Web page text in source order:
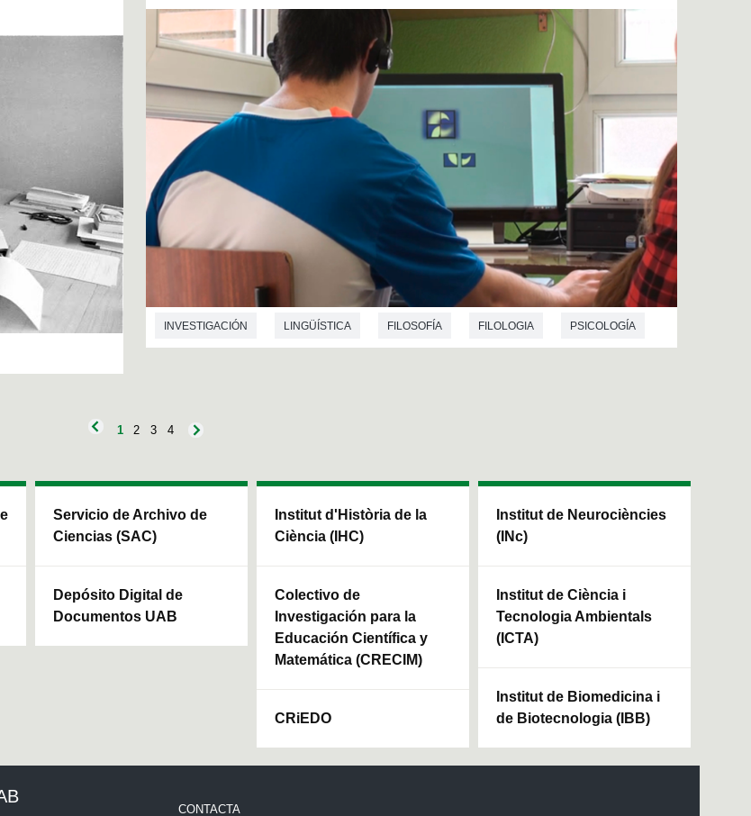
INVESTIGACIÓN LINGÜÍSTICA FILOSOFÍA FILOLOGIA PSICOLOGÍA
1 2 3 4
Servicio de Archivo de
Ciencias (SAC)
Depósito Digital de
Documentos UAB
Institut d'Història de la
Ciència (IHC)
Colectivo de
Investigación para la
Educación Científica y
Matemática (CRECIM)
CRiEDO
Institut de Neurociències
(INc)
Institut de Ciència i
Tecnologia Ambientals
(ICTA)
Institut de Biomedicina i
de Biotecnologia (IBB)
CONTACTA